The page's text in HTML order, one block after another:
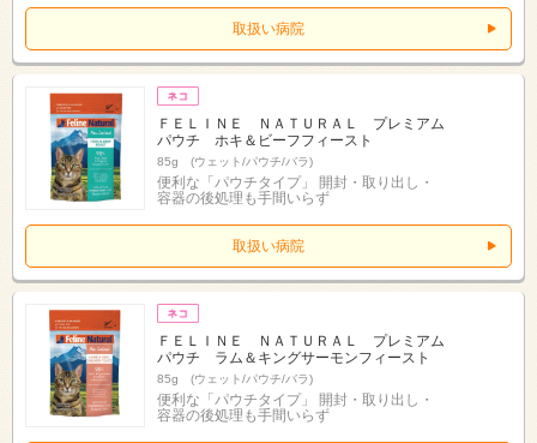
取扱い病院
ＦＥＬＩＮＥ ＮＡＴＵＲＡＬ プレミアム
パウチ ホキ＆ビーフフィースト
85g (ウェット/パウチ/バラ)
便利な「パウチタイプ」 開封・取り出し・
容器の後処理も手間いらず
取扱い病院
ＦＥＬＩＮＥ ＮＡＴＵＲＡＬ プレミアム
パウチ ラム＆キングサーモンフィースト
85g (ウェット/パウチ/バラ)
便利な「パウチタイプ」 開封・取り出し・
容器の後処理も手間いらず